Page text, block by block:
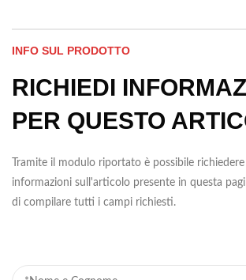
INFO SUL PRODOTTO
RICHIEDI
PER QUESTO
Tramite il modulo riportato è possibile
informazioni sull'articolo presente in questa
di compilare tutti i campi richiesti.